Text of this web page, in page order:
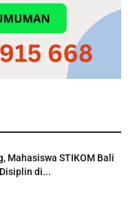
Mahasiswa STIKOM Bali
di...